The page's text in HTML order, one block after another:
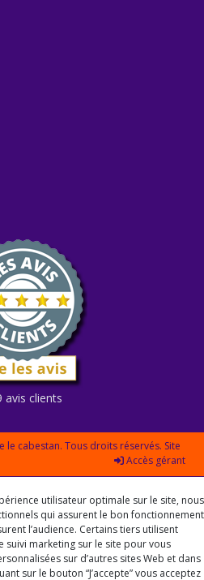
avis clients
cabestan. Tous droits réservés. Site
Accès gérant
utilisateur optimale sur le site, nous
qui assurent le bon fonctionnement
l’audience. Certains tiers utilisent
suivi marketing sur le site pour vous
sur d’autres sites Web et dans
sur le bouton “J’accepte” vous acceptez